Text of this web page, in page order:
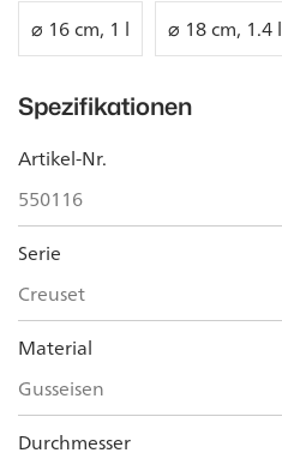
⌀ 16 cm, 1 l ⌀ 18 cm, 1.4 l
Spezifikationen
Artikel-Nr.
550116
Serie
Creuset
Material
Gusseisen
Durchmesser